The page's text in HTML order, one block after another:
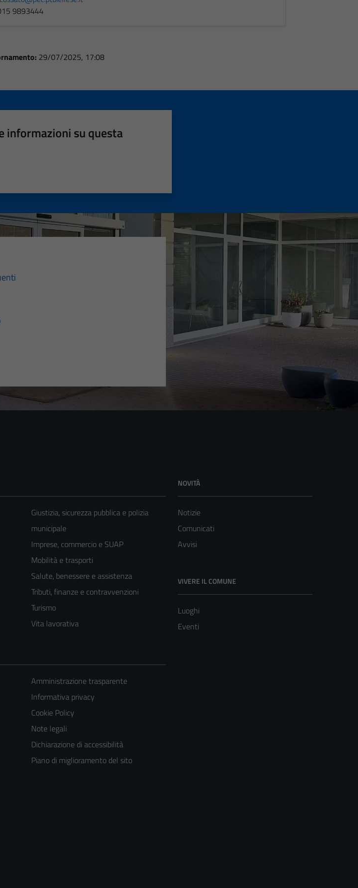
9893444
29/07/2025, 17:08
informazioni su questa
Giustizia, sicurezza pubblica e polizia
municipale
Imprese, commercio e SUAP
Mobilità e trasporti
Salute, benessere e assistenza
Tributi, finanze e contravvenzioni
Turismo
Vita lavorativa
NOVITÀ
Notizie
Comunicati
Avvisi
VIVERE IL COMUNE
Luoghi
Eventi
Amministrazione trasparente
Informativa privacy
Cookie Policy
Note legali
Dichiarazione di accessibilità
Piano di miglioramento del sito